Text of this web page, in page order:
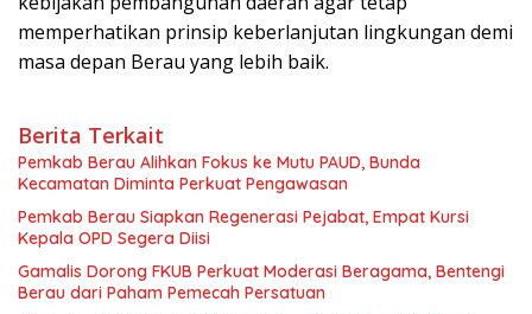
memperhatikan prinsip keberlanjutan lingkungan demi
masa depan Berau yang lebih baik.
Berita Terkait
Pemkab Berau Alihkan Fokus ke Mutu PAUD, Bunda
Kecamatan Diminta Perkuat Pengawasan
Pemkab Berau Siapkan Regenerasi Pejabat, Empat Kursi
Kepala OPD Segera Diisi
Gamalis Dorong FKUB Perkuat Moderasi Beragama, Bentengi
Berau dari Paham Pemecah Persatuan